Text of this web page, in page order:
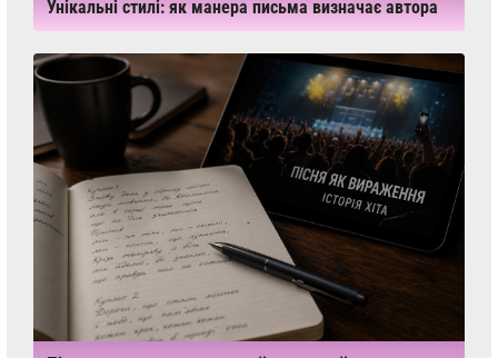
Унікальні стилі: як манера письма визначає автора